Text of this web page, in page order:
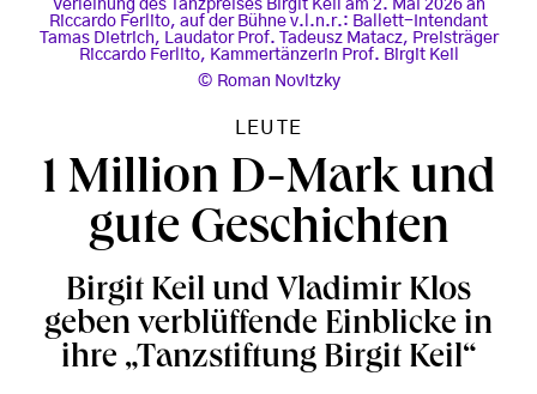
Verleihung des Tanzpreises Birgit Keil am 2. Mai 2026 an
Riccardo Ferlito, auf der Bühne v.l.n.r.: Ballett-Intendant
Tamas Dietrich, Laudator Prof. Tadeusz Matacz, Preisträger
Riccardo Ferlito, Kammertänzerin Prof. Birgit Keil
Roman Novitzky
LEUTE
1 Million D-Mark und
gute Geschichten
Birgit Keil und Vladimir Klos
geben verblüffende Einblicke in
ihre „Tanzstiftung Birgit Keil“